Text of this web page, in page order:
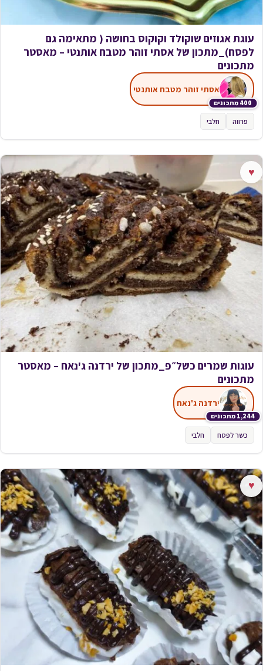
עוגת אגוזים שוקולד וקוקוס בחושה ( מתאימה גם
לפסח)_מתכון של אסתי זוהר מטבח אותנטי – מאסטר
מתכונים
400 מתכונים
אסתי זוהר מטבח אותנטי
פרווה חלבי
♥
עוגות שמרים כשל״פ_מתכון של ירדנה ג'נאח – מאסטר
מתכונים
1,244 מתכונים
ירדנה ג'נאח
כשר לפסח חלבי
♥